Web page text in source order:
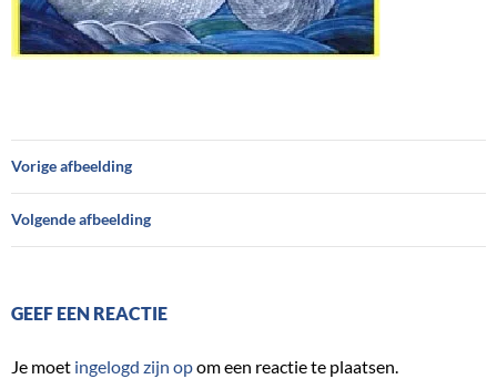
Vorige afbeelding
Volgende afbeelding
GEEF EEN REACTIE
Je moet ingelogd zijn opom een reactie te plaatsen.